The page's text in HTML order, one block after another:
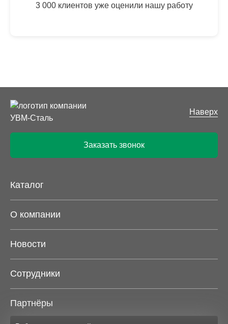
3 000 клиентов уже оценили нашу работу
Наверх
Заказать звонок
Каталог
О компании
Новости
Сотрудники
Партнёры